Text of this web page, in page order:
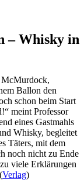
– Whisky in
Ballon den
schon beim Start
meint Professor
eines Gastmahls
Whisky, begleitet
Täters, mit dem
noch nicht zu Ende
viele Erklärungen
Verlag)